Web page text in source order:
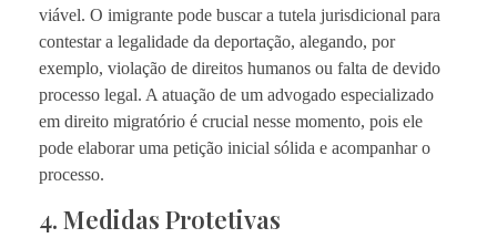
viável. O imigrante pode buscar a tutela jurisdicional para
contestar a legalidade da deportação, alegando, por
exemplo, violação de direitos humanos ou falta de devido
processo legal. A atuação de um advogado especializado
em direito migratório é crucial nesse momento, pois ele
pode elaborar uma petição inicial sólida e acompanhar o
processo.
4. Medidas Protetivas